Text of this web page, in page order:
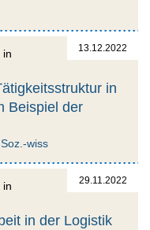
13.12.2022
in
in
Beispiel der
wiss
29.11.2022
in
in der Logistik